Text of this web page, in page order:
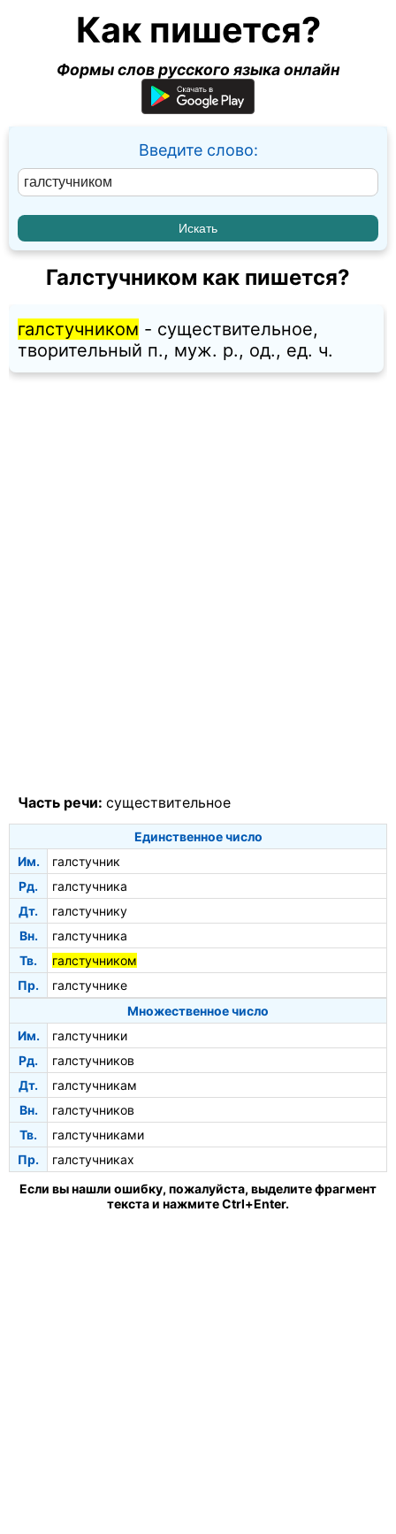
Как пишется?
Формы слов русского языка онлайн
Введите слово:
Галстучником как пишется?
галстучником - существительное,
творительный п., муж. p., од., ед. ч.
Часть речи: существительное
Единственное число
Им.
галстучник
Рд.
галстучника
Дт.
галстучнику
Вн.
галстучника
Тв.
галстучником
Пр.
галстучнике
Множественное число
Им.
галстучники
Рд.
галстучников
Дт.
галстучникам
Вн.
галстучников
Тв.
галстучниками
Пр.
галстучниках
Если вы нашли ошибку, пожалуйста, выделите фрагмент
текста и нажмите Ctrl+Enter.